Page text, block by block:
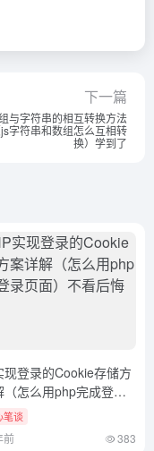
下一篇
与字符串的相互转换方法
js字符串和数组怎么互相转
换）学到了
现登录的Cookie存储方
（怎么用php完成登录
看后悔
笔谈
前 383